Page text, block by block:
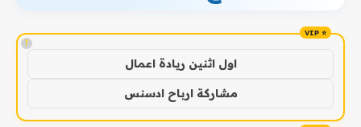
!
اول اثنين ريادة اعمال
مشاركة ارباح ادسنس